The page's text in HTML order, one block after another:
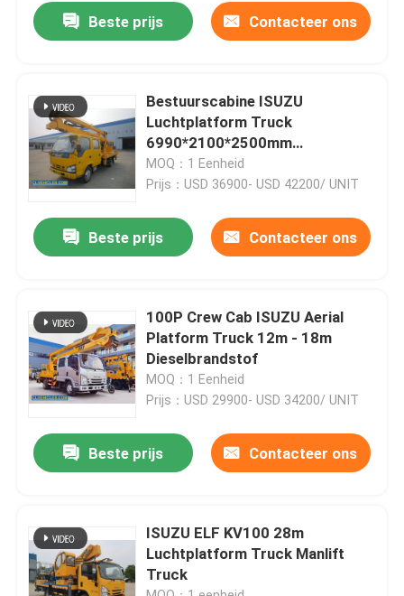
Producten
Video's
Ongeveer ons
Kwaliteitscontrole
Verzoek om een Citaat
ISUZU brandweerwagen
ISUZU Garbage Truck
Beste prijs Contacteer ons
Bestuurscabine ISUZU
Luchtplatform Truck
6990*2100*2500mm
Dieselbrandstof
MOQ：1 Eenheid
Prijs：USD 36900- USD 42200/ UNIT
Beste prijs Contacteer ons
100P Crew Cab ISUZU Aerial
Platform Truck 12m - 18m
Dieselbrandstof
MOQ：1 Eenheid
Prijs：USD 29900- USD 34200/ UNIT
Beste prijs Contacteer ons
ISUZU ELF KV100 28m
Luchtplatform Truck Manlift
Truck